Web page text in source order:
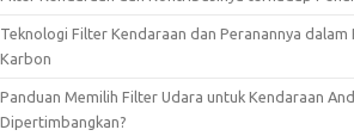
Teknologi Filter Kendaraan dan Peranannya dalam
Karbon
Panduan Memilih Filter Udara untuk Kendaraan
Dipertimbangkan?